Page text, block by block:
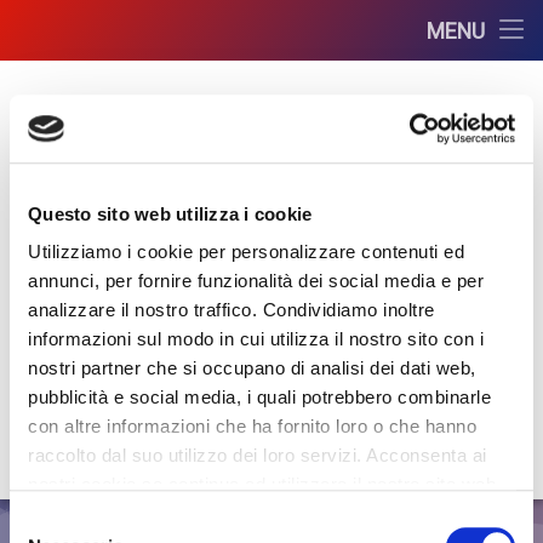
Questo sito web utilizza i cookie
Utilizziamo i cookie per personalizzare contenuti ed
annunci, per fornire funzionalità dei social media e per
analizzare il nostro traffico. Condividiamo inoltre
informazioni sul modo in cui utilizza il nostro sito con i
nostri partner che si occupano di analisi dei dati web,
pubblicità e social media, i quali potrebbero combinarle
con altre informazioni che ha fornito loro o che hanno
raccolto dal suo utilizzo dei loro servizi. Acconsenta ai
MENU
Chi Siamo
Servizi
Servizi
Siti Web
Hosting
Reti Aziendali
Server
Alimenti
Ambiente
Antincendio
Certificazioni
News
Contatti
Corsi Online
Area Riservata GDPR
contenuto
EM Consulting Group
srl
Safety & Technology
FacebookInstagram
LinkedInEmail